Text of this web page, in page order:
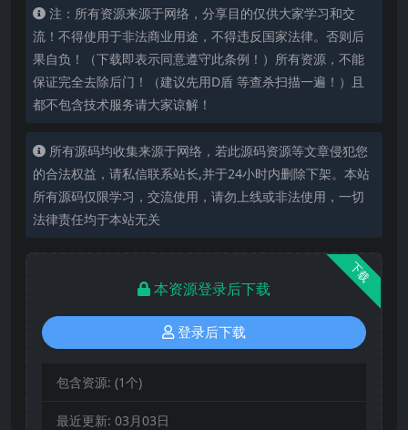
注：所有资源来源于网络，分享目的仅供大家学习和交
流！不得使用于非法商业用途，不得违反国家法律。否则后
果自负！（下载即表示同意遵守此条例！）所有资源，不能
保证完全去除后门！（建议先用D盾 等查杀扫描一遍！）且
都不包含技术服务请大家谅解！
所有源码均收集来源于网络，若此源码资源等文章侵犯您
的合法权益，请私信联系站长,并于24小时内删除下架。本站
所有源码仅限学习，交流使用，请勿上线或非法使用，一切
法律责任均于本站无关
下载
本资源登录后下载
登录后下载
包含资源: (1个)
最近更新: 03月03日